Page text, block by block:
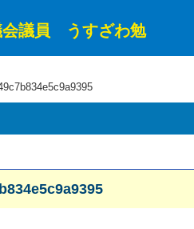
会議員 うすざわ勉